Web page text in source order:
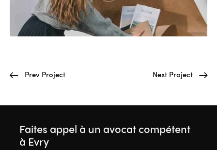
Prev Project Next Project
Faites appel à un avocat compétent
à Evry